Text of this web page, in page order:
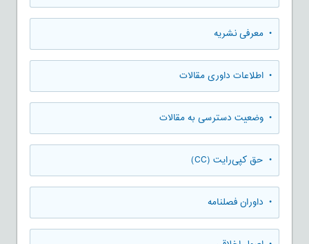
• معرفی نشریه
• اطلاعات داوری مقالات
• وضعیت دسترسی به مقالات
• حق کپی‌رایت (CC)
• داوران فصلنامه